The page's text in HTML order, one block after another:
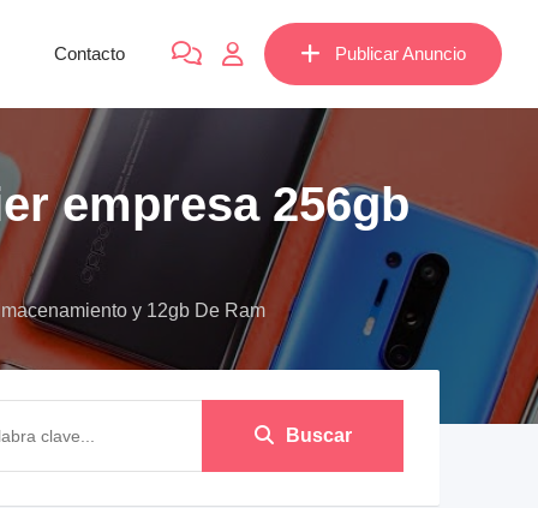
Publicar Anuncio
Contacto
empresa 256gb
y 12gb De Ram
Buscar